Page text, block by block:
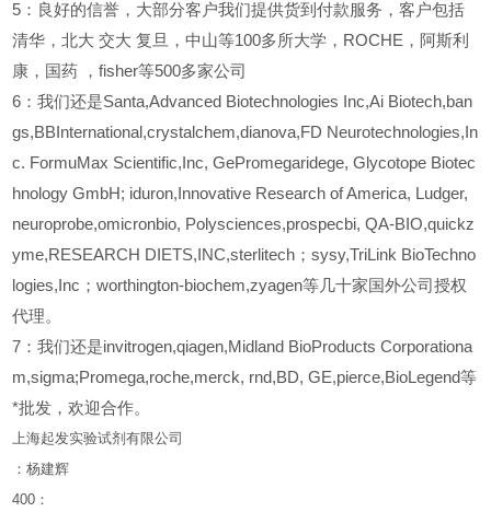
5 ：良好的信誉，大部分客户我们提供货到付款服务，客户包括
清华，北大 交大 复旦，中山等100多所大学，ROCHE，阿斯利
康，国药
，fisher等500多家公司
6 ：我们还是Santa,Advanced Biotechnologies Inc,Ai Biotech,ban
gs,BBInternational,crystalchem,dianova,FD Neurotechnologies,In
c. FormuMax Scientific,Inc, GePromegaridege, Glycotope Biotec
hnology GmbH; iduron,Innovative Research of America, Ludger,
neuroprobe,omicronbio, Polysciences,prospecbi, QA-BIO,quickz
yme,RESEARCH DIETS,INC,sterlitech；sysy,TriLink BioTechno
logies,Inc；worthington-biochem,zyagen等几十家国外公司授权
代理。
7：我们还是invitrogen,qiagen,Midland BioProducts Corporationa
m,sigma;Promega,roche,merck, rnd,BD, GE,pierce,BioLegend等
*批发，欢迎合作。
上海起发实验试剂有限公司
：杨建辉
400 ：